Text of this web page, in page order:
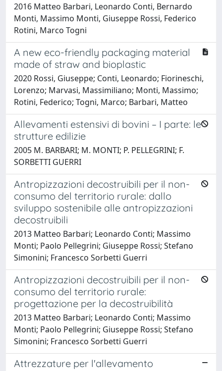
2016 Matteo Barbari, Leonardo Conti, Bernardo
Monti, Massimo Monti, Giuseppe Rossi, Federico
Rotini, Marco Togni
A new eco-friendly packaging material
made of straw and bioplastic
2020 Rossi, Giuseppe; Conti, Leonardo; Fiorineschi,
Lorenzo; Marvasi, Massimiliano; Monti, Massimo;
Rotini, Federico; Togni, Marco; Barbari, Matteo
Allevamenti estensivi di bovini – I parte: le
strutture edilizie
2005 M. BARBARI; M. MONTI; P. PELLEGRINI; F.
SORBETTI GUERRI
Antropizzazioni decostruibili per il non-
consumo del territorio rurale: dallo
sviluppo sostenibile alle antropizzazioni
decostruibili
2013 Matteo Barbari; Leonardo Conti; Massimo
Monti; Paolo Pellegrini; Giuseppe Rossi; Stefano
Simonini; Francesco Sorbetti Guerri
Antropizzazioni decostruibili per il non-
consumo del territorio rurale:
progettazione per la decostruibilità
2013 Matteo Barbari; Leonardo Conti; Massimo
Monti; Paolo Pellegrini; Giuseppe Rossi; Stefano
Simonini; Francesco Sorbetti Guerri
Attrezzature per l'allevamento